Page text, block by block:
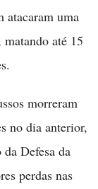
atacaram uma
até 15
morreram
no dia anterior,
Defesa da
perdas nas